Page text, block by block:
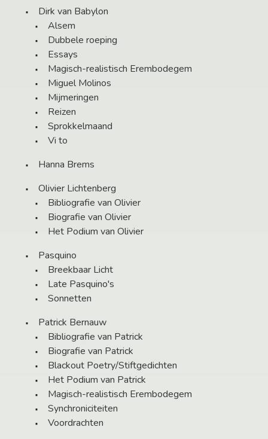
Dirk van Babylon
Alsem
Dubbele roeping
Essays
Magisch-realistisch Erembodegem
Miguel Molinos
Mijmeringen
Reizen
Sprokkelmaand
Vi to
Hanna Brems
Olivier Lichtenberg
Bibliografie van Olivier
Biografie van Olivier
Het Podium van Olivier
Pasquino
Breekbaar Licht
Late Pasquino's
Sonnetten
Patrick Bernauw
Bibliografie van Patrick
Biografie van Patrick
Blackout Poetry/Stiftgedichten
Het Podium van Patrick
Magisch-realistisch Erembodegem
Synchroniciteiten
Voordrachten